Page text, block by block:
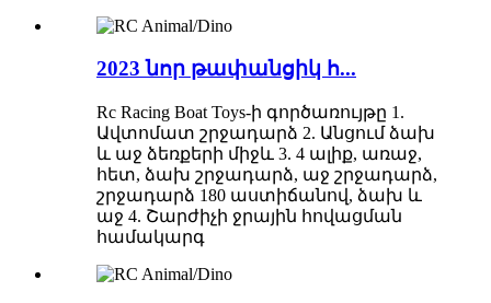
2023 նոր թափանցիկ հ...
Rc Racing Boat Toys-ի գործառույթը 1.
Ավտոմատ շրջադարձ 2. Անցում ձախ
և աջ ձեռքերի միջև 3. 4 ալիք, առաջ,
հետ, ձախ շրջադարձ, աջ շրջադարձ,
շրջադարձ 180 աստիճանով, ձախ և
աջ 4. Շարժիչի ջրային հովացման
համակարգ